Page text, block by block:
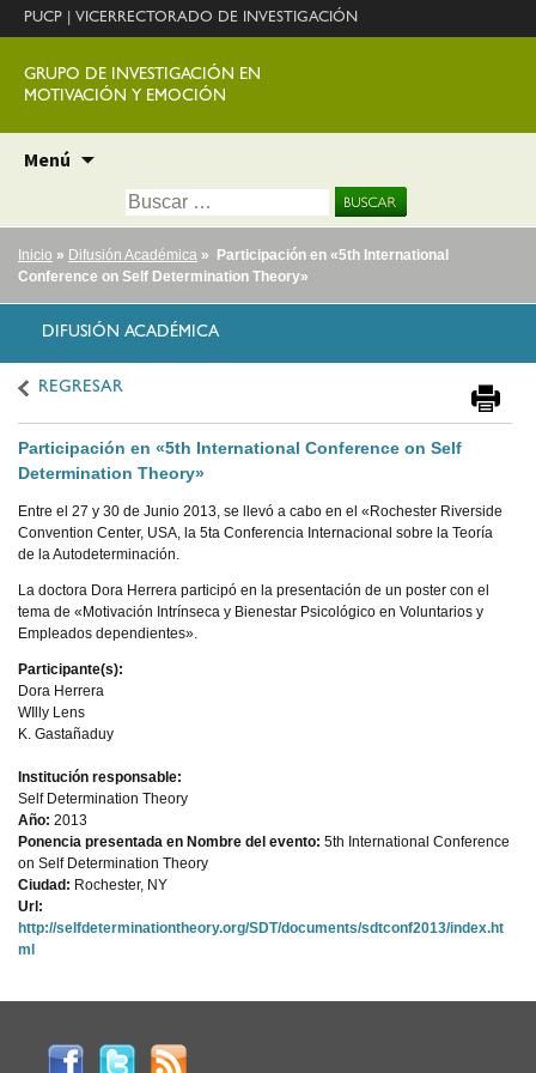
PUCP VICERRECTORADO DE INVESTIGACIÓN
GRUPO DE INVESTIGACIÓN EN
MOTIVACIÓN Y EMOCIÓN
Menú
contenido
Buscar:
Inicio » Difusión Académica » Participación en «5th International
Conference on Self Determination Theory»
DIFUSIÓN ACADÉMICA
REGRESAR
Participación en «5th International Conference on Self
Determination Theory»
Entre el 27 y 30 de Junio 2013, se llevó a cabo en el «Rochester Riverside
Convention Center, USA, la 5ta Conferencia Internacional sobre la Teoría
de la Autodeterminación.
La doctora Dora Herrera participó en la presentación de un poster con el
tema de «Motivación Intrínseca y Bienestar Psicológico en Voluntarios y
Empleados dependientes».
Participante(s):
Dora Herrera
WIlly Lens
K. Gastañaduy
Institución responsable:
Self Determination Theory
Año: 2013
Ponencia presentada en Nombre del evento: 5th International Conference
on Self Determination Theory
Ciudad: Rochester, NY
Url:
http://selfdeterminationtheory.org/SDT/documents/sdtconf2013/index.ht
ml